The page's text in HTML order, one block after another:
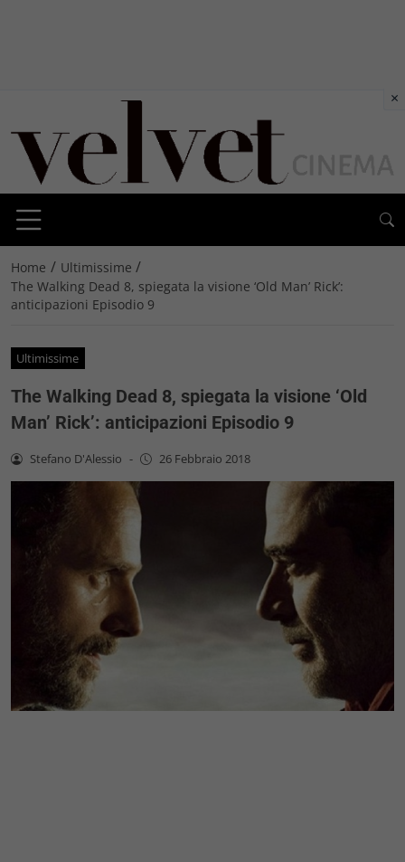
Home / Ultimissime /
The Walking Dead 8, spiegata la visione ‘Old Man’ Rick’:
anticipazioni Episodio 9
Ultimissime
The Walking Dead 8, spiegata la visione ‘Old
Man’ Rick’: anticipazioni Episodio 9
Stefano D'Alessio - 26 Febbraio 2018
×